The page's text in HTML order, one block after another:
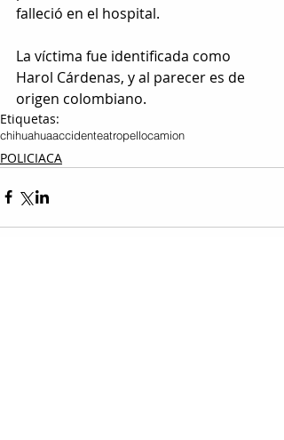
falleció en el hospital.
La víctima fue identificada como
Harol Cárdenas, y al parecer es de
origen colombiano.
Etiquetas:
chihuahuaaccidenteatropellocamion
POLICIACA